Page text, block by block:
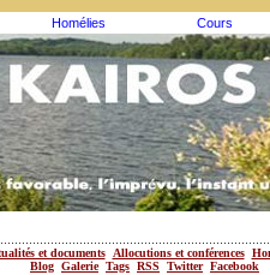
Homélies Cours
et documents Allocutions et conférences
Blog Galerie Tags RSS Twitter Facebook